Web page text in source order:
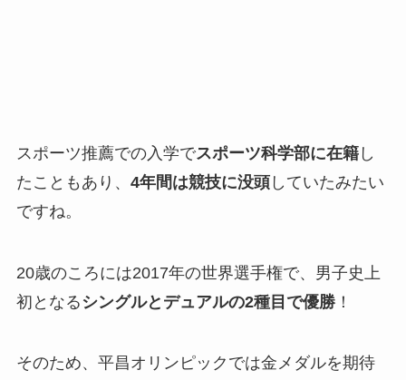
スポーツ推薦での入学でスポーツ科学部に在籍し
たこともあり、 4年間は競技に没頭していたみたい
ですね。
20歳のころには2017年の世界選手権で、男子史上
初となる シングルとデュアルの2種目で優勝！
そのため、平昌オリンピックでは金メダルを期待